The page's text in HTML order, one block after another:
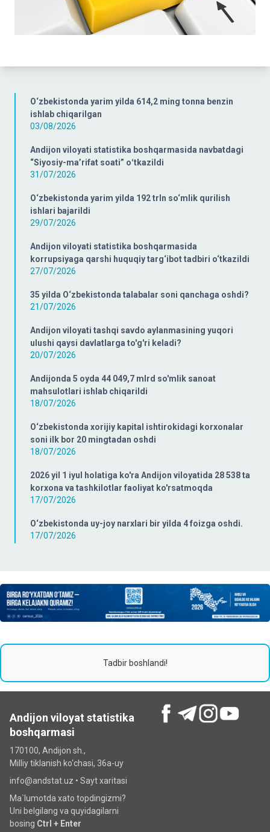
O‘zbekistonda yarim yilda 614,2 ming tonna benzin
ishlab chiqarilgan
03/08/2026
Andijon viloyati statistika boshqarmasida navbatdagi
“Siyosiy-ma’rifat soati” oʻtkazildi
31/07/2026
O‘zbekistonda yarim yilda 192 trln so‘mlik qurilish
ishlari bajarildi
29/07/2026
Andijon viloyati statistika boshqarmasida
korrupsiyaga qarshi huquqiy targ‘ibot tadbiri o‘tkazildi
27/07/2026
35 yilda O‘zbekistonda talabalar soni qanchaga oshdi?
21/07/2026
Andijon viloyati tashqi savdo aylanmasining yuqori
ulushi qaysi davlatlarga to'g'ri keladi?
20/07/2026
Andijonda 5 oyda 44 049,7 mlrd so'mlik sanoat
mahsulotlari ishlab chiqarildi
18/07/2026
O‘zbekistonda xorijiy kapital ishtirokidagi korxonalar
soni ilk bor 20 mingtadan oshdi
18/07/2026
2026 yil 1 iyul holatiga ko'ra Andijon viloyatida 28 538 ta
korxona va tashkilotlar faoliyat ko'rsatmoqda
17/07/2026
O‘zbekistonda uy-joy narxlari bir yilda 4 foizga oshdi.
17/07/2026
Tadbir boshlandi!
Andijon viloyat statistika
boshqarmasi
170100, Andijon sh.,
Milliy tiklanish ko‘chаsi, 36a-uy
info@andstat.uz • Sayt xaritasi
Ma`lumotda xato topdingizmi?
Uni belgilang va quyidagilarni
bosing Ctrl + Enter